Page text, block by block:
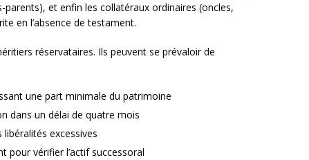
et enfin les collatéraux ordinaires (oncles,
en l’absence de testament.
réservataires. Ils peuvent se prévaloir de
une part minimale du patrimoine
dans un délai de quatre mois
excessives
pour vérifier l’actif successoral